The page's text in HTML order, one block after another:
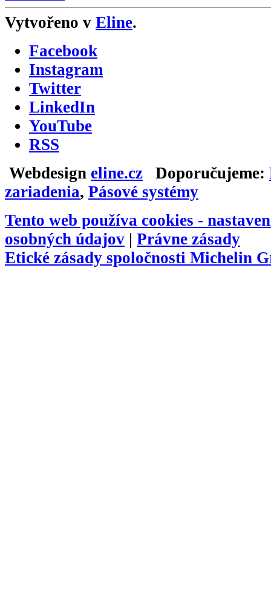
Vytvořeno v Eline.
Facebook
Instagram
Twitter
LinkedIn
YouTube
RSS
Webdesign eline.cz Doporučujeme:
zariadenia, Pásové systémy
Tento web používa cookies -
osobných údajov | Právne zásady
Etické zásady spoločnosti Michelin